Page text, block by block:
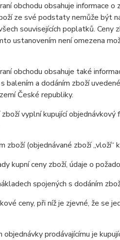
obchodu obsahuje informace o
ze své podstaty nemůže být
souvisejících poplatků.
ustanovením není omezena
obchodu obsahuje také
balením a dodáním zboží
České republiky.
vyplní kupující objednávkový
(objednávané zboží „vloží“
kupní ceny zboží, údaje o
spojených s dodáním
ceny, při níž je zjevné, že se
prodávajícímu je